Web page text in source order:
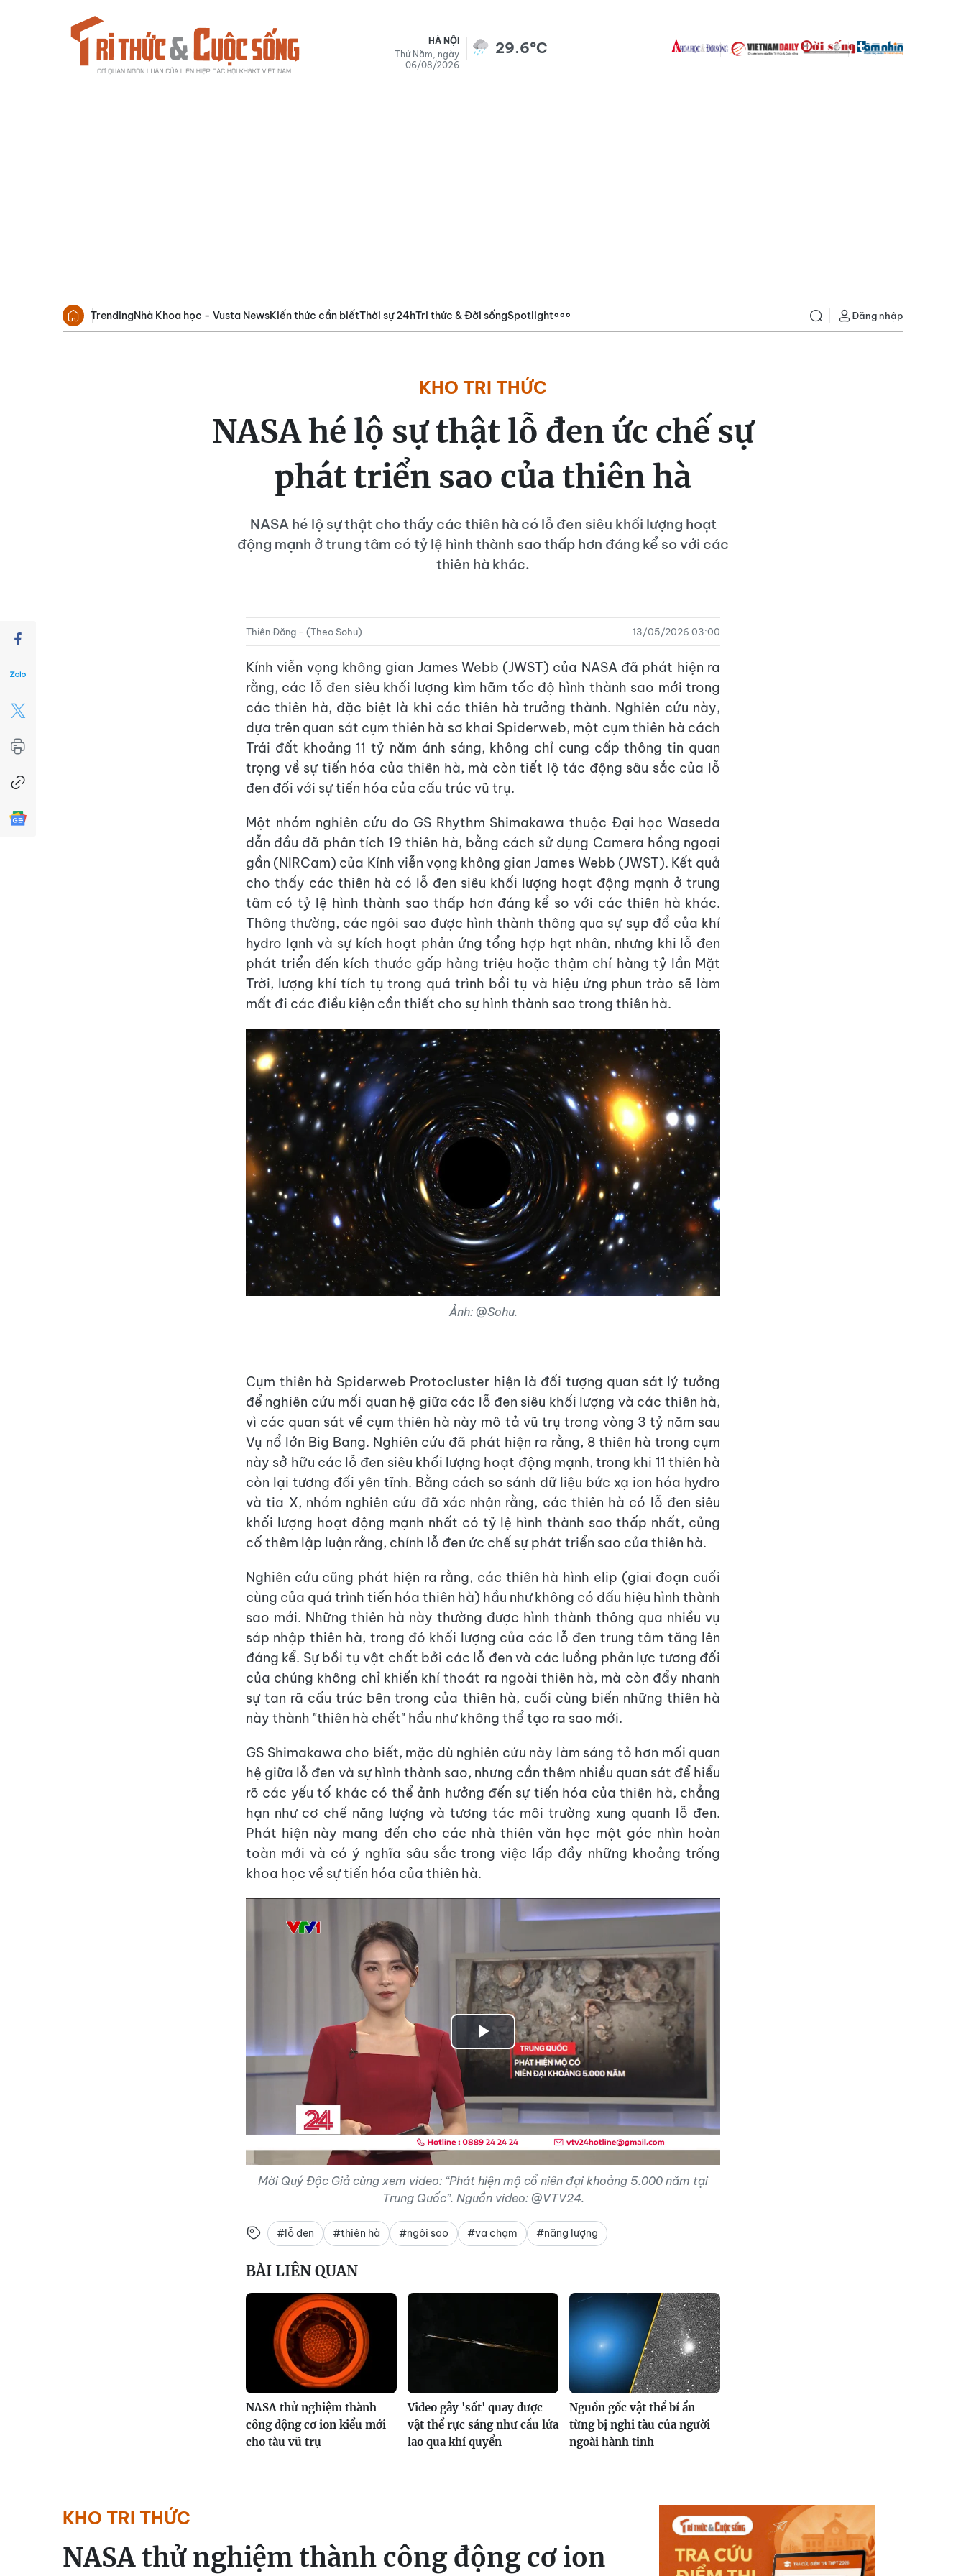
HÀ NỘI
Thứ Năm, ngày
06/08/2026
29.6°C
TrendingNhà Khoa học - Vusta NewsKiến thức cần biếtThời sự 24hTri thức & Đời sốngSpotlight Đăng nhập
KHO TRI THỨC
NASA hé lộ sự thật lỗ đen ức chế sự
phát triển sao của thiên hà
NASA hé lộ sự thật cho thấy các thiên hà có lỗ đen siêu khối lượng hoạt
động mạnh ở trung tâm có tỷ lệ hình thành sao thấp hơn đáng kể so với các
thiên hà khác.
Thiên Đăng - (Theo Sohu) 13/05/2026 03:00
Kính viễn vọng không gian James Webb (JWST) của NASA đã phát hiện ra
rằng, các lỗ đen siêu khối lượng kìm hãm tốc độ hình thành sao mới trong
các thiên hà, đặc biệt là khi các thiên hà trưởng thành. Nghiên cứu này,
dựa trên quan sát cụm thiên hà sơ khai Spiderweb, một cụm thiên hà cách
Trái đất khoảng 11 tỷ năm ánh sáng, không chỉ cung cấp thông tin quan
trọng về sự tiến hóa của thiên hà, mà còn tiết lộ tác động sâu sắc của lỗ
đen đối với sự tiến hóa của cấu trúc vũ trụ.
Một nhóm nghiên cứu do GS Rhythm Shimakawa thuộc Đại học Waseda
dẫn đầu đã phân tích 19 thiên hà, bằng cách sử dụng Camera hồng ngoại
gần (NIRCam) của Kính viễn vọng không gian James Webb (JWST). Kết quả
cho thấy các thiên hà có lỗ đen siêu khối lượng hoạt động mạnh ở trung
tâm có tỷ lệ hình thành sao thấp hơn đáng kể so với các thiên hà khác.
Thông thường, các ngôi sao được hình thành thông qua sự sụp đổ của khí
hydro lạnh và sự kích hoạt phản ứng tổng hợp hạt nhân, nhưng khi lỗ đen
phát triển đến kích thước gấp hàng triệu hoặc thậm chí hàng tỷ lần Mặt
Trời, lượng khí tích tụ trong quá trình bồi tụ và hiệu ứng phun trào sẽ làm
mất đi các điều kiện cần thiết cho sự hình thành sao trong thiên hà.
Ảnh: @Sohu.
Cụm thiên hà Spiderweb Protocluster hiện là đối tượng quan sát lý tưởng
để nghiên cứu mối quan hệ giữa các lỗ đen siêu khối lượng và các thiên hà,
vì các quan sát về cụm thiên hà này mô tả vũ trụ trong vòng 3 tỷ năm sau
Vụ nổ lớn Big Bang. Nghiên cứu đã phát hiện ra rằng, 8 thiên hà trong cụm
này sở hữu các lỗ đen siêu khối lượng hoạt động mạnh, trong khi 11 thiên hà
còn lại tương đối yên tĩnh. Bằng cách so sánh dữ liệu bức xạ ion hóa hydro
và tia X, nhóm nghiên cứu đã xác nhận rằng, các thiên hà có lỗ đen siêu
khối lượng hoạt động mạnh nhất có tỷ lệ hình thành sao thấp nhất, củng
cố thêm lập luận rằng, chính lỗ đen ức chế sự phát triển sao của thiên hà.
Nghiên cứu cũng phát hiện ra rằng, các thiên hà hình elip (giai đoạn cuối
cùng của quá trình tiến hóa thiên hà) hầu như không có dấu hiệu hình thành
sao mới. Những thiên hà này thường được hình thành thông qua nhiều vụ
sáp nhập thiên hà, trong đó khối lượng của các lỗ đen trung tâm tăng lên
đáng kể. Sự bồi tụ vật chất bởi các lỗ đen và các luồng phản lực tương đối
của chúng không chỉ khiến khí thoát ra ngoài thiên hà, mà còn đẩy nhanh
sự tan rã cấu trúc bên trong của thiên hà, cuối cùng biến những thiên hà
này thành "thiên hà chết" hầu như không thể tạo ra sao mới.
GS Shimakawa cho biết, mặc dù nghiên cứu này làm sáng tỏ hơn mối quan
hệ giữa lỗ đen và sự hình thành sao, nhưng cần thêm nhiều quan sát để hiểu
rõ các yếu tố khác có thể ảnh hưởng đến sự tiến hóa của thiên hà, chẳng
hạn như cơ chế năng lượng và tương tác môi trường xung quanh lỗ đen.
Phát hiện này mang đến cho các nhà thiên văn học một góc nhìn hoàn
toàn mới và có ý nghĩa sâu sắc trong việc lấp đầy những khoảng trống
khoa học về sự tiến hóa của thiên hà.
Play
Video
Mời Quý Độc Giả cùng xem video: “Phát hiện mộ cổ niên đại khoảng 5.000 năm tại
Trung Quốc”. Nguồn video: @VTV24.
#lỗ đen #thiên hà #ngôi sao #va chạm #năng lượng
BÀI LIÊN QUAN
NASA thử nghiệm thành
công động cơ ion kiểu mới
cho tàu vũ trụ
Video gây 'sốt' quay được
vật thể rực sáng như cầu lửa
lao qua khí quyển
Nguồn gốc vật thể bí ẩn
từng bị nghi tàu của người
ngoài hành tinh
KHO TRI THỨC
NASA thử nghiệm thành công động cơ ion